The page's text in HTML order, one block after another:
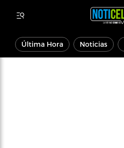
Última Hora Noticias